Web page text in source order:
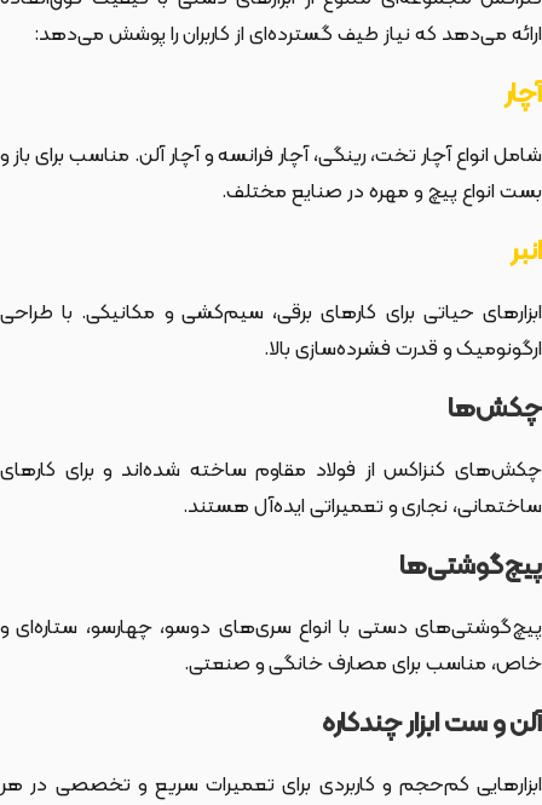
ارائه می‌دهد که نیاز طیف گسترده‌ای از کاربران را پوشش می‌دهد:
آچار
شامل انواع آچار تخت، رینگی، آچار فرانسه و آچار آلن. مناسب برای باز و
بست انواع پیچ و مهره در صنایع مختلف.
انبر
ابزارهای حیاتی برای کارهای برقی، سیم‌کشی و مکانیکی. با طراحی
ارگونومیک و قدرت فشرده‌سازی بالا.
چکش‌ها
چکش‌های کنزاکس از فولاد مقاوم ساخته شده‌اند و برای کارهای
ساختمانی، نجاری و تعمیراتی ایده‌آل هستند.
پیچ‌گوشتی‌ها
پیچ‌گوشتی‌های دستی با انواع سری‌های دوسو، چهارسو، ستاره‌ای و
خاص، مناسب برای مصارف خانگی و صنعتی.
آلن و ست ابزار چندکاره
ابزارهایی کم‌حجم و کاربردی برای تعمیرات سریع و تخصصی در هر